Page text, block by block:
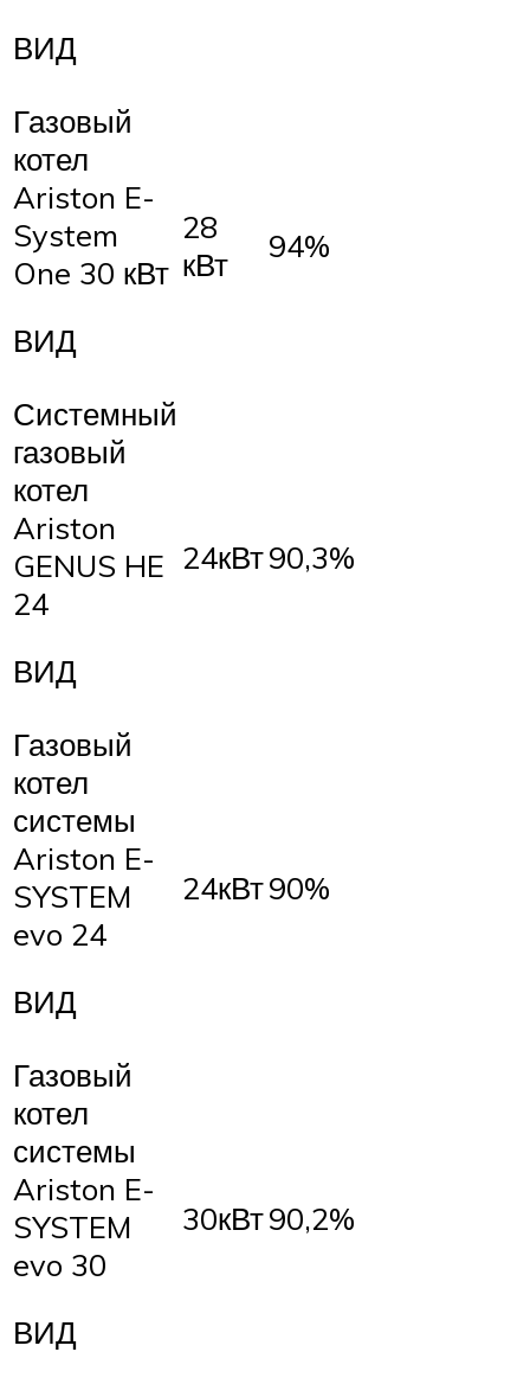
ВИД
Газовый
котел
Ariston E-
System
One 30 кВт
ВИД
28
кВт
94%
Системный
газовый
котел
Ariston
GENUS HE
24
ВИД
24кВт90,3%
Газовый
котел
системы
Ariston E-
SYSTEM
evo 24
ВИД
24кВт90%
Газовый
котел
системы
Ariston E-
SYSTEM
evo 30
ВИД
30кВт90,2%